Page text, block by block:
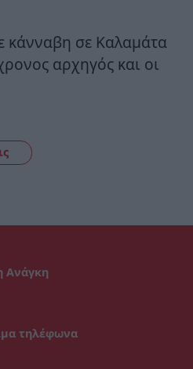
κάνναβη σε Καλαμάτα
αρχηγός και οι
Ανάγκη
τηλέφωνα